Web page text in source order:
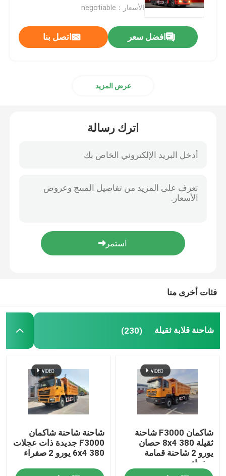
شاحنة لوري
شاحنة قمامة خفيفة
شاحنة شحن
شاحنات خزانات النفط
نصف مقطورة
الأسعار：negotiable
افضل سعر اتصل بنا
عرض المزيد
اترك رسالة
فئات أخرى منا
شاحنة قلابة ثقيلة (230)
شاكمان F3000 شاحنة
ثقيلة 8x4 380 حصان
يورو 2 شاحنة قمامة
صفراء
شاحنة شاحنة شاكمان
F3000 جديدة ذات عجلات
6x4 380 يورو 2 صفراء